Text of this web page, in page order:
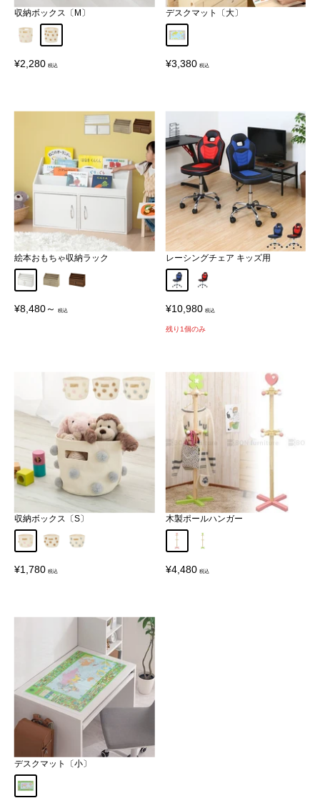
収納ボックス〔M〕
ピンクベージュ
販
¥2,280
デスクマット〔大〕
A〔世界日本地図〕
販
¥3,380
絵本おもちゃ収納ラック
ホワイトオークウォールナット
販
¥8,480～
レーシングチェア キッズ用
ブルー レッド
販
価
¥10,980
残り1個のみ
収納ボックス〔S〕
ピンクベージュグレー
販
¥1,780
木製ポールハンガー
ハート クローバー
販
¥4,480
デスクマット〔小〕
A〔世界地図〕